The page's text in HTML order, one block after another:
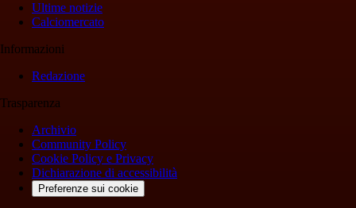
Ultime notizie
Calciomercato
Informazioni
Redazione
Trasparenza
Archivio
Community Policy
Cookie Policy e Privacy
Dichiarazione di accessibilità
Preferenze sui cookie